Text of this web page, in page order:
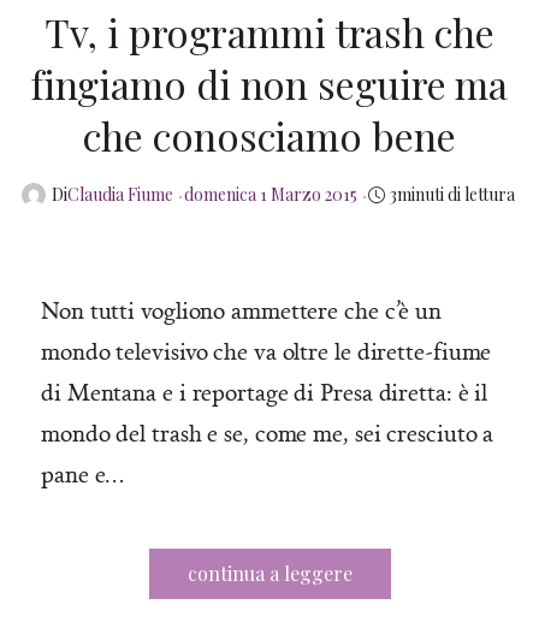
Tv, i programmi trash che
fingiamo di non seguire ma
che conosciamo bene
DiClaudia Fiume Posted
domenica 1 Marzo 2015 3minuti di lettura
Non tutti vogliono ammettere che c’è un
mondo televisivo che va oltre le dirette-fiume
di Mentana e i reportage di Presa diretta: è il
mondo del trash e se, come me, sei cresciuto a
pane e…
continua a leggere